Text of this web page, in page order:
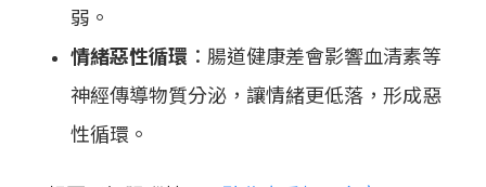
弱。
情緒惡性循環 ：腸道健康差會影響血清素等
神經傳導物質分泌，讓情緒更低落，形成惡
性循環。